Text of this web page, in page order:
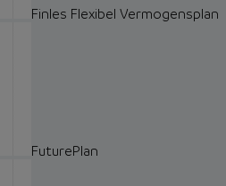
Finles Flexibel Vermogensplan
FuturePlan